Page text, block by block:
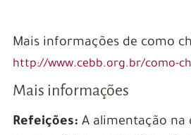
Mais informações de como
http://www.cebb.org.br/como-
Mais informações
Refeições: A alimentação na